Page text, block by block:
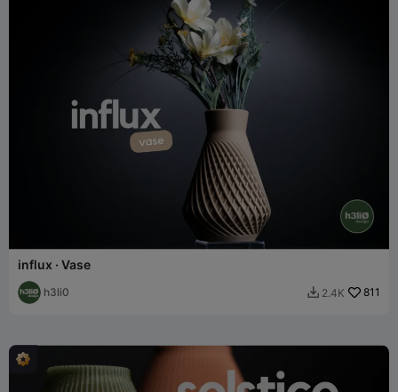
influx · Vase
h3li0  2.4K 811